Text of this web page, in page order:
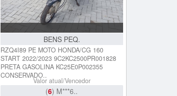
BENS PEQ.
RZQ4I89 PE MOTO HONDA/CG 160
START 2022/2023 9C2KC2500PR001828
PRETA GASOLINA KC25E0P002355
CONSERVADO..
Valor atual/Vencedor
(6) M***6..